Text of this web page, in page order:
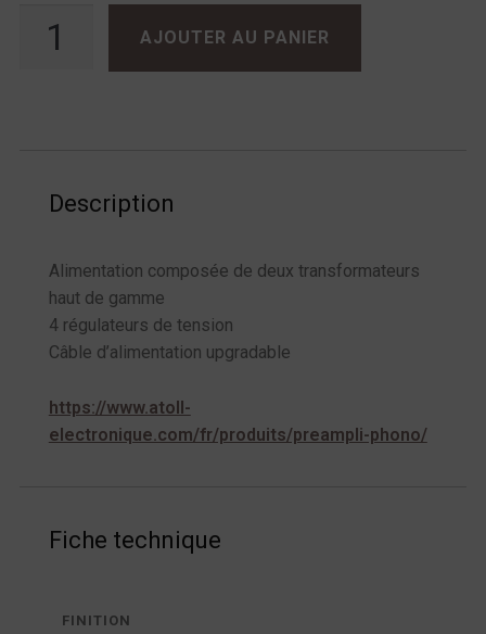
AJOUTER AU PANIER
Description
Alimentation composée de deux transformateurs
haut de gamme
4 régulateurs de tension
Câble d’alimentation upgradable
https://www.atoll-
electronique.com/fr/produits/preampli-phono/
Fiche technique
FINITION